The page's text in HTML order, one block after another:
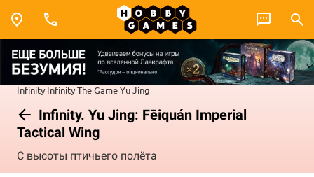
Infinity Infinity The GameYu Jing
Infinity. Yu Jing: Fēiquán Imperial
Tactical Wing
С высоты птичьего полёта